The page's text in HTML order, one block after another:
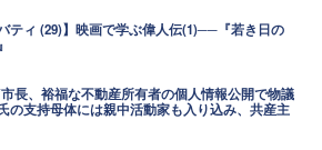
ティ (29)】映画で学ぶ偉人伝(1)──『若き日の
長、裕福な不動産所有者の個人情報公開で物議
の支持母体には親中活動家も入り込み、共産主